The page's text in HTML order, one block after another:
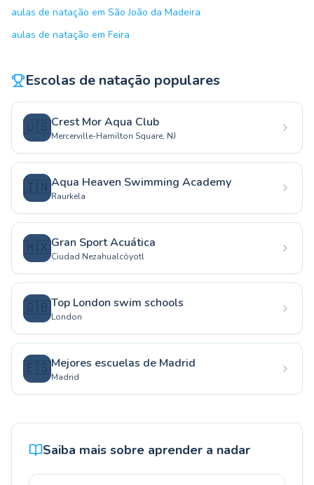
aulas de natação em São João da Madeira
aulas de natação em Feira
Escolas de natação populares
🇺🇸Crest Mor Aqua Club
Mercerville-Hamilton Square, NJ
🇮🇳Aqua Heaven Swimming Academy
Raurkela
🇲🇽Gran Sport Acuática
Ciudad Nezahualcóyotl
🇬🇧Top London swim schools
London
🇪🇸Mejores escuelas de Madrid
Madrid
Saiba mais sobre aprender a nadar